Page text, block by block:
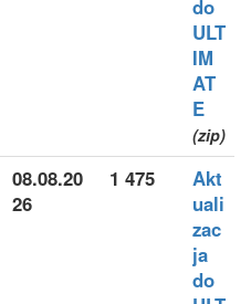
do
ULT
IM
AT
E
(zip)
08.08.20
26
1 475
Akt
uali
zac
ja
do